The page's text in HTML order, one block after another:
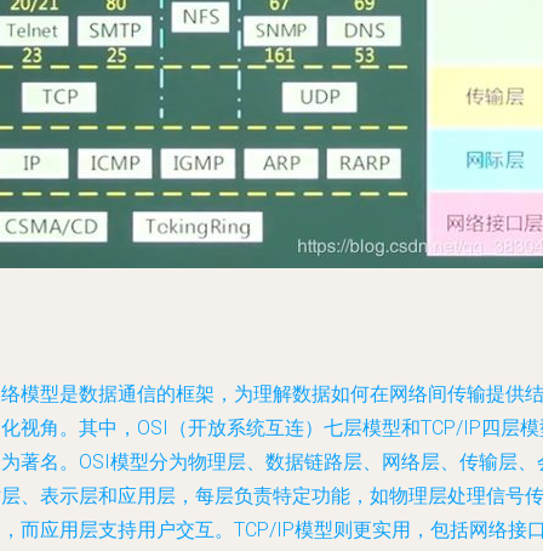
模型是数据通信的框架，为理解数据如何在网络间传输提供结
视角。其中，OSI（开放系统互连）七层模型和TCP/IP四层
著名。OSI模型分为物理层、数据链路层、网络层、传输层、
、表示层和应用层，每层负责特定功能，如物理层处理信号传
而应用层支持用户交互。TCP/IP模型则更实用，包括网络接